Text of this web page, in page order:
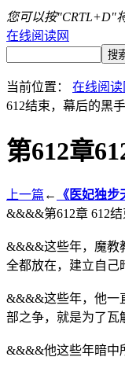
您可以按"CRTL+D"
在线阅读网
当前位置： 在线阅读
612结束，幕后的黑手
第612章
上一篇 ← 《医妃独步
&&&&第612章 612
&&&&这些年，魔教
全都放在，建立自己
&&&&这些年，他一
部之争，就是为了
&&&&他这些年暗中